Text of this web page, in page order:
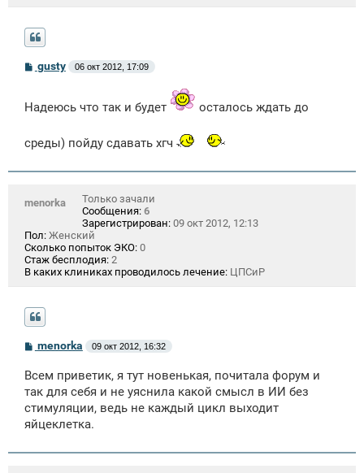
С
о
щ
и
gusty 06 окт 2012, 17:09
Надеюсь что так и будет осталось ждать до
среды) пойду сдавать хгч
menorka
Только зачали
Сообщения: 6
Зарегистрирован: 09 окт 2012, 12:13
Пол: Женский
Сколько попыток ЭКО: 0
Стаж бесплодия: 2
В каких клиниках проводилось лечение: ЦПСиР
С
б
щ
н
и
menorka 09 окт 2012, 16:32
Всем приветик, я тут новенькая, почитала форум и
так для себя и не уяснила какой смысл в ИИ без
стимуляции, ведь не каждый цикл выходит
яйцеклетка.